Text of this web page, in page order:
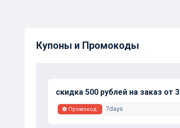
Купоны и Промокоды
скидка 500 рублей на заказ от
Промокод: 7days